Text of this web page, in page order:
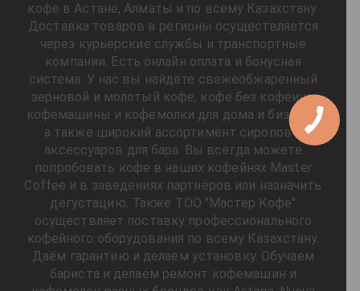
кофе в Астане, Алматы и по всему Казахстану.
Доставка товаров в регионы осуществляется
через курьерские службы и транспортные
компании. Есть онлайн оплата и бонусная
система. У нас вы найдёте свежеобжаренный
зерновой и молотый кофе, кофе без кофеина,
кофемашины и кофемолки для дома и бизнеса,
а также широкий ассортимент сиропов и
аксессуаров для бара. Вы всегда можете
попробовать кофе в наших кофейнях Master
Coffee и в заведениях партнёров или назначить
дегустацию. Также ТОО "Мастер Кофе"
осуществляет поставку профессионального
кофейного оборудования по всему Казахстану.
Даём гарантию и делаем установку. Обучаем
бариста и делаем ремонт кофемашин и